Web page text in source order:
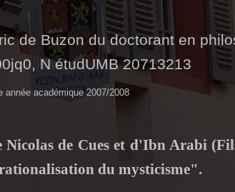
de Buzon du doctorant en
, NétudUMB20713213
année académique 2007/2008
Nicolas de Cues et d'IbnArabi
du mysticisme".